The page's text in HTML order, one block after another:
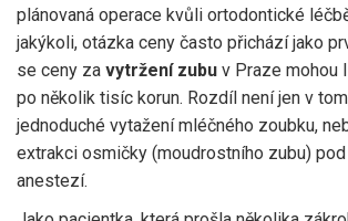
plánovaná operace kvůli ortodontické
jakýkoli, otázka ceny často přichází jako
se ceny za vytržení zubu v Praze mohou
po několik tisíc korun. Rozdíl není jen v
jednoduché vytažení mléčného zoubku,
extrakci osmičky (moudrostního zubu)
anestezí.